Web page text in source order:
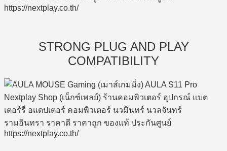
STRONG PLUG AND PLAY
COMPATIBILITY